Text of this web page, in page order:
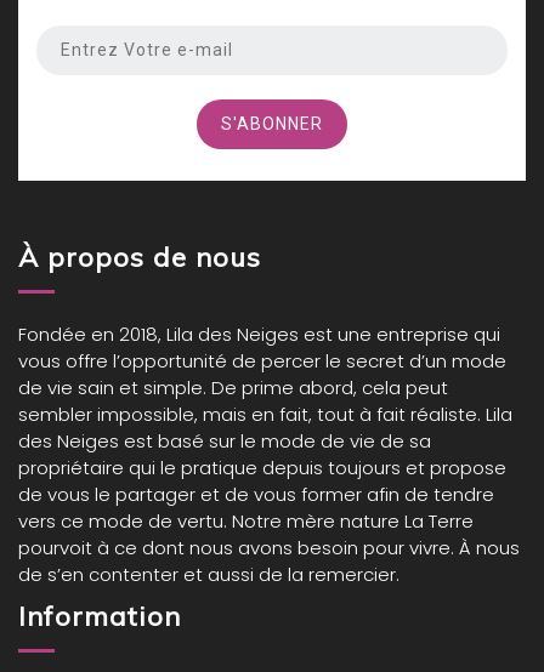
À propos de nous
Fondée en 2018, Lila des Neiges est une entreprise qui
vous offre l’opportunité de percer le secret d’un mode
de vie sain et simple. De prime abord, cela peut
sembler impossible, mais en fait, tout à fait réaliste. Lila
des Neiges est basé sur le mode de vie de sa
propriétaire qui le pratique depuis toujours et propose
de vous le partager et de vous former afin de tendre
vers ce mode de vertu. Notre mère nature La Terre
pourvoit à ce dont nous avons besoin pour vivre. À nous
de s’en contenter et aussi de la remercier.
Information